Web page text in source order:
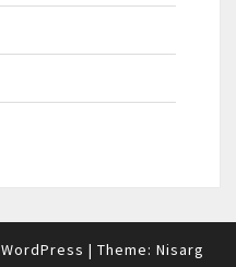
WordPress | Theme: Nisarg